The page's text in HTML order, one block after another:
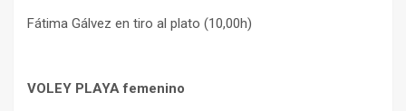
Fátima Gálvez en tiro al plato (10,00h)
VOLEY PLAYA femenino